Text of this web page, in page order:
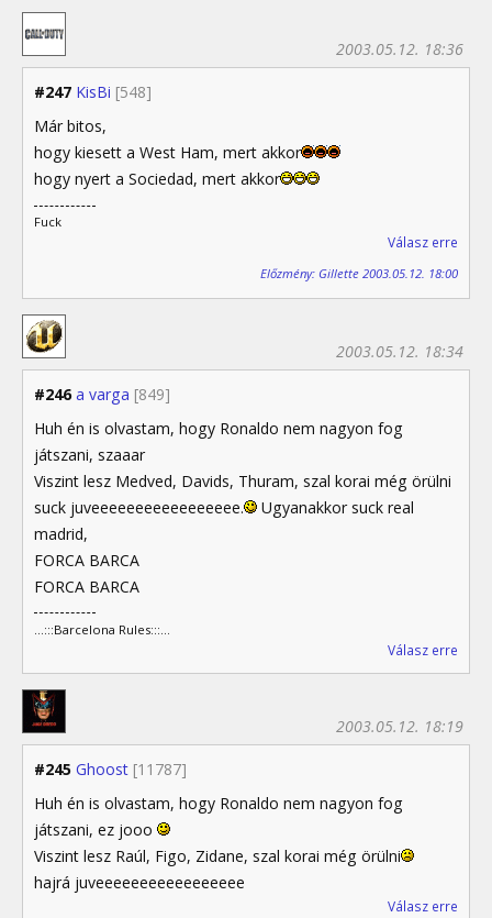
#247 KisBi [548]
2003.05.12. 18:36
Már bitos,
hogy kiesett a West Ham, mert akkor
hogy nyert a Sociedad, mert akkor
Fuck
Válasz erre
Előzmény: Gillette 2003.05.12. 18:00
#246 a varga [849]
2003.05.12. 18:34
Huh én is olvastam, hogy Ronaldo nem nagyon fog
játszani, szaaar
Viszint lesz Medved, Davids, Thuram, szal korai még örülni
suck juveeeeeeeeeeeeeeeee.
Ugyanakkor suck real
madrid,
FORCA BARCA
FORCA BARCA
...:::Barcelona Rules:::...
Válasz erre
#245 Ghoost [11787]
2003.05.12. 18:19
Huh én is olvastam, hogy Ronaldo nem nagyon fog
játszani, ez jooo
Viszint lesz Raúl, Figo, Zidane, szal korai még örülni
hajrá juveeeeeeeeeeeeeeeee
Válasz erre